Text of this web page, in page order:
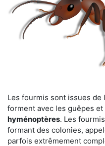
Les fourmis sont issues
forment avec les guêpes
hyménoptères. Les
formant des colonies,
parfois extrêmement